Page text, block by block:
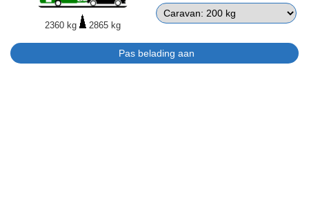
2360 kg 2865 kg